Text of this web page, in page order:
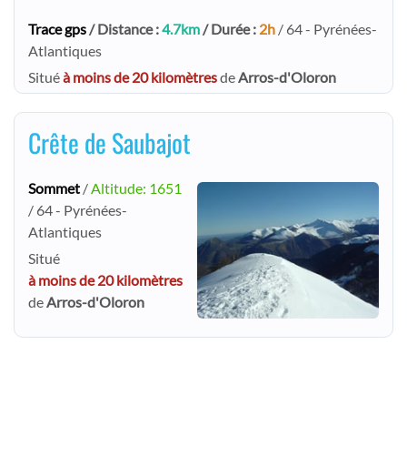
Trace gps/ Distance :4.7km/ Durée : 2h / 64 - Pyrénées-
Atlantiques
Situéà moins de 20 kilomètresdeArros-d'Oloron
Crête de Saubajot
Sommet /Altitude: 1651
/ 64 - Pyrénées-
Atlantiques
Situé
à moins de 20 kilomètres
deArros-d'Oloron